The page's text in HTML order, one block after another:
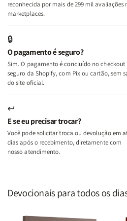
Mulher
Lar
Lar
reconhecida por mais de 299 mil avaliações
marketplaces.
🔒
O pagamento é seguro?
Sim. O pagamento é concluído no checkout
seguro da Shopify, com Pix ou cartão, sem
do site oficial.
↩
E se eu precisar trocar?
Você pode solicitar troca ou devolução em
dias após o recebimento, diretamente com
nosso atendimento.
Devocionais para todos os